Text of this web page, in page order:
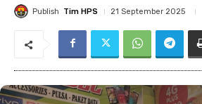
Publish Tim HPS 21 September 2025